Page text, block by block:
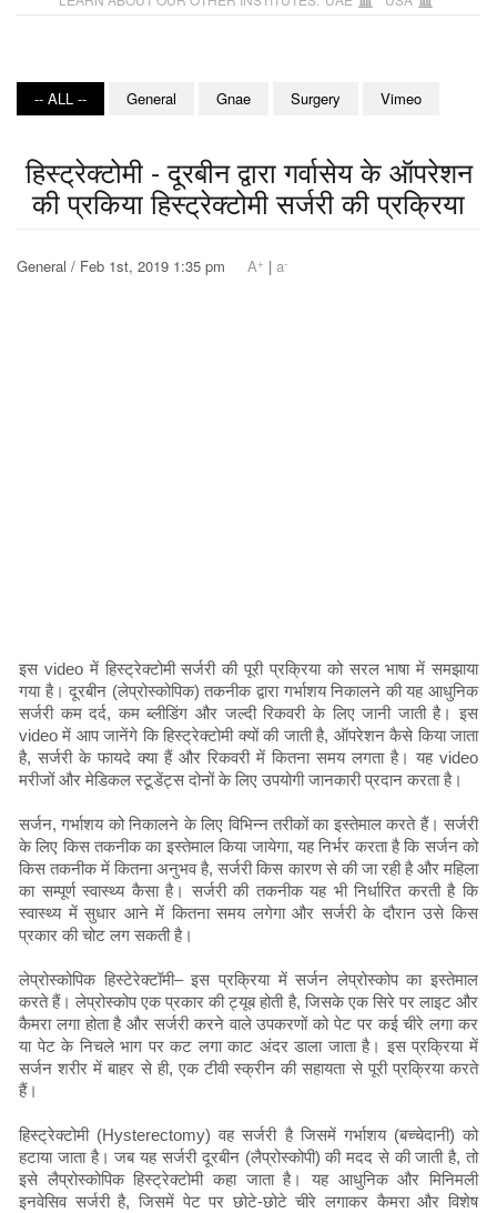
-- ALL -- General Gnae Surgery Vimeo
हिस्ट्रेक्टोमी - दूरबीन द्वारा गर्वासेय के ऑपरेशन
की प्रकिया हिस्ट्रेक्टोमी सर्जरी की प्रक्रिया
General / Feb 1st, 2019 1:35 pm A+ | a-
इस video में हिस्ट्रेक्टोमी सर्जरी की पूरी प्रक्रिया को सरल भाषा में समझाया
गया है। दूरबीन (लेप्रोस्कोपिक) तकनीक द्वारा गर्भाशय निकालने की यह आधुनिक
सर्जरी कम दर्द, कम ब्लीडिंग और जल्दी रिकवरी के लिए जानी जाती है। इस
video में आप जानेंगे कि हिस्ट्रेक्टोमी क्यों की जाती है, ऑपरेशन कैसे किया जाता
है, सर्जरी के फायदे क्या हैं और रिकवरी में कितना समय लगता है। यह video
मरीजों और मेडिकल स्टूडेंट्स दोनों के लिए उपयोगी जानकारी प्रदान करता है।
सर्जन, गर्भाशय को निकालने के लिए विभिन्न तरीकों का इस्तेमाल करते हैं। सर्जरी
के लिए किस तकनीक का इस्तेमाल किया जायेगा, यह निर्भर करता है कि सर्जन को
किस तकनीक में कितना अनुभव है, सर्जरी किस कारण से की जा रही है और महिला
का सम्पूर्ण स्वास्थ्य कैसा है। सर्जरी की तकनीक यह भी निर्धारित करती है कि
स्वास्थ्य में सुधार आने में कितना समय लगेगा और सर्जरी के दौरान उसे किस
प्रकार की चोट लग सकती है।
लेप्रोस्कोपिक हिस्टेरेक्टॉमी– इस प्रक्रिया में सर्जन लेप्रोस्कोप का इस्तेमाल
करते हैं। लेप्रोस्कोप एक प्रकार की ट्यूब होती है, जिसके एक सिरे पर लाइट और
कैमरा लगा होता है और सर्जरी करने वाले उपकरणों को पेट पर कई चीरे लगा कर
या पेट के निचले भाग पर कट लगा काट अंदर डाला जाता है। इस प्रक्रिया में
सर्जन शरीर में बाहर से ही, एक टीवी स्क्रीन की सहायता से पूरी प्रक्रिया करते
हैं।
हिस्ट्रेक्टोमी (Hysterectomy) वह सर्जरी है जिसमें गर्भाशय (बच्चेदानी) को
हटाया जाता है। जब यह सर्जरी दूरबीन (लैप्रोस्कोपी) की मदद से की जाती है, तो
इसे लैप्रोस्कोपिक हिस्ट्रेक्टोमी कहा जाता है। यह आधुनिक और मिनिमली
इनवेसिव सर्जरी है, जिसमें पेट पर छोटे-छोटे चीरे लगाकर कैमरा और विशेष